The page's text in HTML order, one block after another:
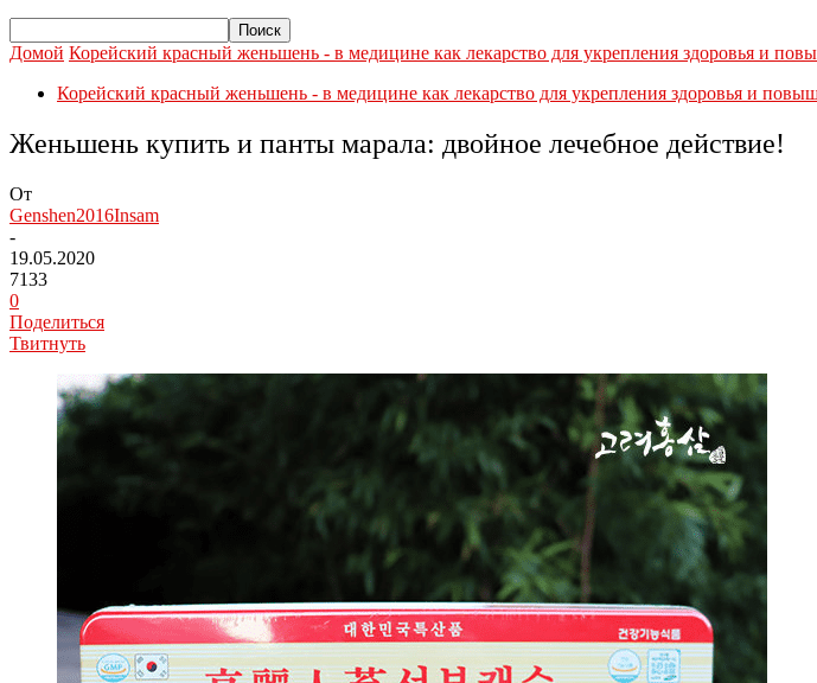
Домой Корейский красный женьшень - в медицине как лекарство для укрепления здоровья и
Корейский красный женьшень - в медицине как лекарство для укрепления здоровья и
Женьшень купить и панты марала: двойное лечебное действие!
От
Genshen2016Insam
-
19.05.2020
7133
0
Поделиться
Твитнуть